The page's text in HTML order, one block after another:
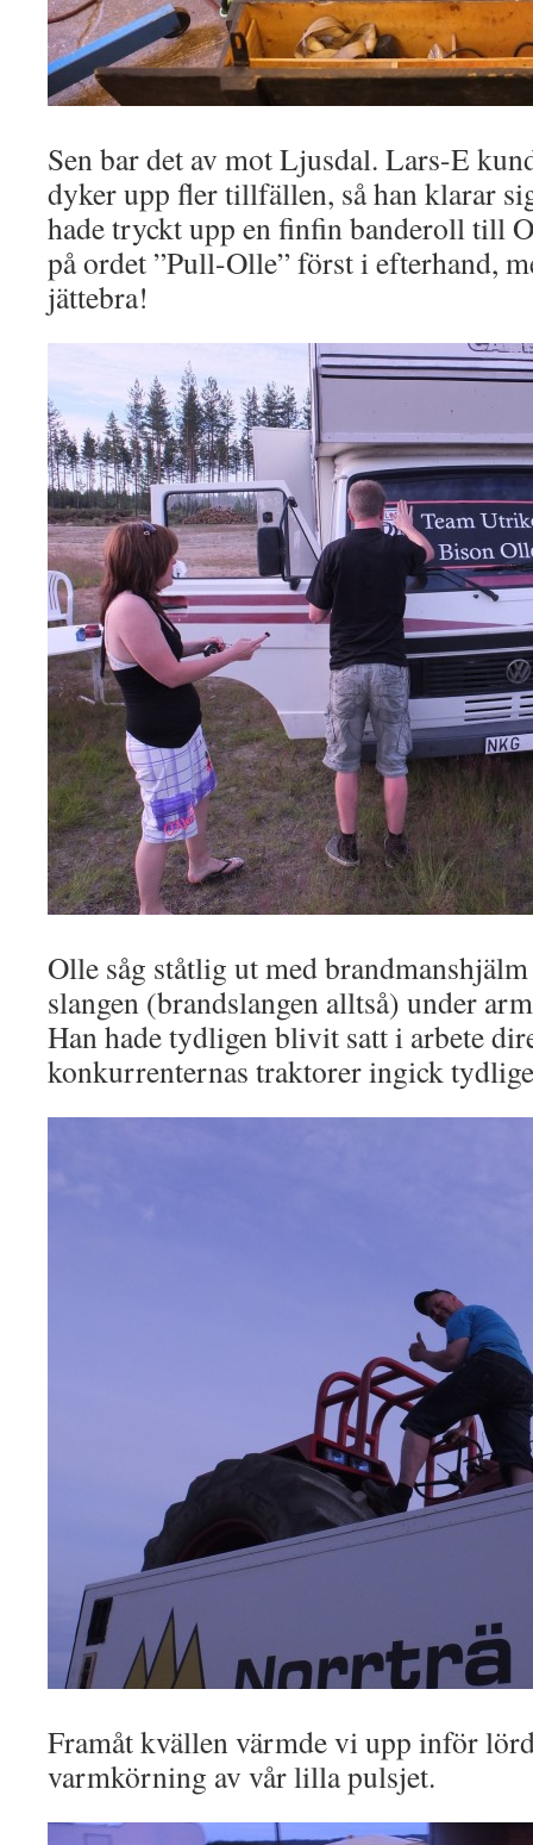
Sen bar det av mot Ljusdal. Lars-E
dyker upp fler tillfällen, så han klarar
hade tryckt upp en finfin banderoll till
på ordet ”Pull-Olle” först i efterhand,
jättebra!
Olle såg ståtlig ut med
slangen (brandslangen alltså) under
Han hade tydligen blivit satt i arbete
konkurrenternas traktorer ingick
Framåt kvällen värmde vi upp inför
varmkörning av vår lilla pulsjet.